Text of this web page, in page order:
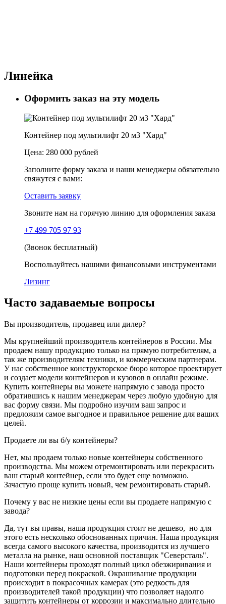
Линейка
Оформить заказ на эту модель
Контейнер под мультилифт 20 м3 "Хард"
Цена: 280 000 рублей
Заполните форму заказа и наши менеджеры обязательно
свяжутся с вами:
Оставить заявку
Звоните нам на горячую линию для оформления заказа
+7 499 705 97 93
(Звонок бесплатный)
Воспользуйтесь нашими финансовыми инструментами
Лизинг
Часто задаваемые вопросы
Вы производитель, продавец или дилер?
Мы крупнейший производитель контейнеров в России. Мы
продаем нашу продукцию только на прямую потребителям, а
так же производителям техники, и коммерческим партнерам.
У нас собственное конструкторское бюро которое проектирует
и создает модели контейнеров и кузовов в онлайн режиме.
Купить контейнеры вы можете напрямую с завода просто
обратившись к нашим менеджерам через любую удобную для
вас форму связи. Мы подробно изучим ваш запрос и
предложим самое выгодное и правильное решение для ваших
целей.
Продаете ли вы б/у контейнеры?
Нет, мы продаем только новые контейнеры собственного
производства. Мы можем отремонтировать или перекрасить
ваш старый контейнер, если это будет еще возможно.
Зачастую проще купить новый, чем ремонтировать старый.
Почему у вас не низкие цены если вы продаете напрямую с
завода?
Да, тут вы правы, наша продукция стоит не дешево, но для
этого есть несколько обоснованных причин. Наша продукция
всегда самого высокого качества, производится из лучшего
металла на рынке, наш основной поставщик "Северсталь".
Наши контейнеры проходят полный цикл обезжиривания и
подготовки перед покраской. Окрашивание продукции
происходит в покрасочных камерах (это редкость для
производителей такой продукции) что позволяет надолго
защитить контейнеры от коррозии и максимально длительно